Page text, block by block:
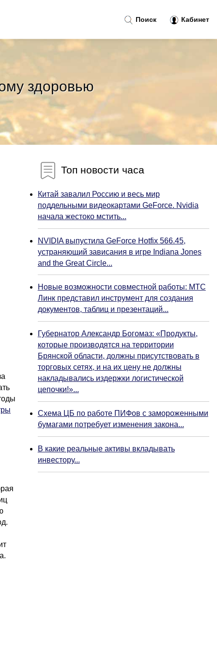
здоровью
Топ новости часа
Китай завалил Россию и весь мир
поддельными видеокартами GeForce. Nvidia
начала жестоко мстить...
NVIDIA выпустила GeForce Hotfix 566.45,
устраняющий зависания в игре Indiana Jones
and the Great Circle...
Новые возможности совместной работы: МТС
Линк представил инструмент для создания
документов, таблиц и презентаций...
Губернатор Александр Богомаз: «Продукты,
которые производятся на территории
Брянской области, должны присутствовать в
торговых сетях, и на их цену не должны
накладывались издержки логистической
цепочки!»...
Схема ЦБ по работе ПИФов с замороженными
бумагами потребует изменения закона...
В какие реальные активы вкладывать
инвестору...
Поиск Кабинет